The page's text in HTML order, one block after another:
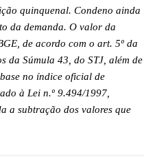
quinquenal. Condeno ainda
da demanda. O valor da
de acordo com o art. 5º da
da Súmula 43, do STJ, além de
no índice oficial de
à Lei n.º 9.494/1997,
a subtração dos valores que